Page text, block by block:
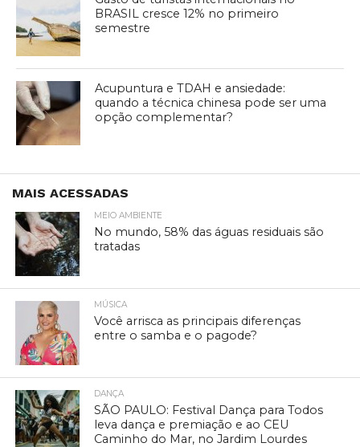
BRASIL cresce 12% no primeiro
semestre
Acupuntura e TDAH e ansiedade:
quando a técnica chinesa pode ser uma
opção complementar?
MAIS ACESSADAS
MEIO AMBIENTE
No mundo, 58% das águas residuais são
tratadas
MÚSICA
Você arrisca as principais diferenças
entre o samba e o pagode?
DANÇA
SÃO PAULO: Festival Dança para Todos
leva dança e premiação e ao CEU
Caminho do Mar, no Jardim Lourdes